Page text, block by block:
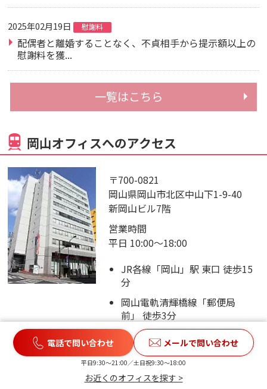
2025年02月19日 慰謝料
配偶者と離婚することなく、不貞相手から提示額以上の
慰謝料を獲...
一覧はこちら
岡山オフィスへのアクセス
〒700-0821
岡山県岡山市北区中山下1-9-40
新岡山ビル7階
営業時間
平日 10:00～18:00
JR各線「岡山」駅 東口 徒歩15
分
岡山電軌清輝橋線「郵便局
前」 徒歩3分
岡山電軌東山線「県庁通り」 徒
歩7分
バス各線「NTT岡山前」停 徒歩
3分
電話で問い合わせ メールで問い合わせ
平日9:30〜21:00／土日祝9:30〜18:00
お近くのオフィスを探す >